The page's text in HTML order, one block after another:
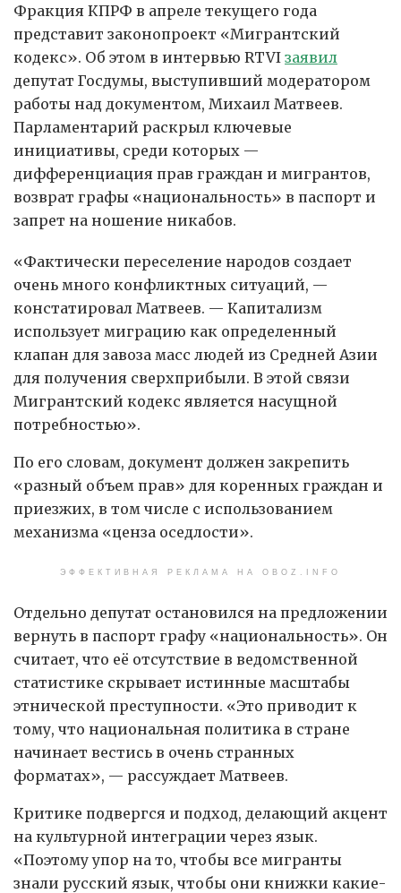
Фракция КПРФ в апреле текущего года
представит законопроект «Мигрантский
кодекс». Об этом в интервью RTVI заявил
депутат Госдумы, выступивший модератором
работы над документом, Михаил Матвеев.
Парламентарий раскрыл ключевые
инициативы, среди которых —
дифференциация прав граждан и мигрантов,
возврат графы «национальность» в паспорт и
запрет на ношение никабов.
«Фактически переселение народов создает
очень много конфликтных ситуаций, —
констатировал Матвеев. — Капитализм
использует миграцию как определенный
клапан для завоза масс людей из Средней Азии
для получения сверхприбыли. В этой связи
Мигрантский кодекс является насущной
потребностью».
По его словам, документ должен закрепить
«разный объем прав» для коренных граждан и
приезжих, в том числе с использованием
механизма «ценза оседлости».
ЭФФЕКТИВНАЯ РЕКЛАМА НА OBOZ.INFO
Отдельно депутат остановился на предложении
вернуть в паспорт графу «национальность». Он
считает, что её отсутствие в ведомственной
статистике скрывает истинные масштабы
этнической преступности. «Это приводит к
тому, что национальная политика в стране
начинает вестись в очень странных
форматах», — рассуждает Матвеев.
Критике подвергся и подход, делающий акцент
на культурной интеграции через язык.
«Поэтому упор на то, чтобы все мигранты
знали русский язык, чтобы они книжки какие-